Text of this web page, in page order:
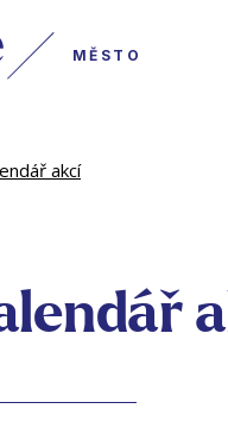
MĚSTO
akcí